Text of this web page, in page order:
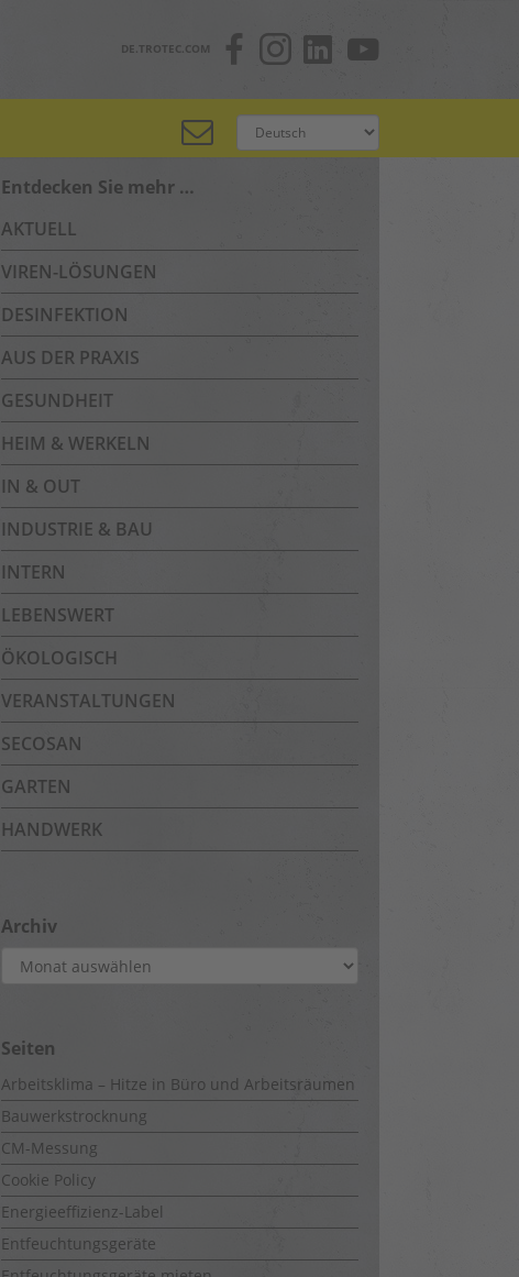
DE.TROTEC.COM
Entdecken Sie mehr …
AKTUELL
VIREN-LÖSUNGEN
DESINFEKTION
AUS DER PRAXIS
GESUNDHEIT
HEIM & WERKELN
IN & OUT
INDUSTRIE & BAU
INTERN
LEBENSWERT
ÖKOLOGISCH
VERANSTALTUNGEN
SECOSAN
GARTEN
HANDWERK
Archiv
Archiv
Seiten
Arbeitsklima – Hitze in Büro und Arbeitsräumen
Bauwerkstrocknung
CM-Messung
Cookie Policy
Energieeffizienz-Label
Entfeuchtungsgeräte